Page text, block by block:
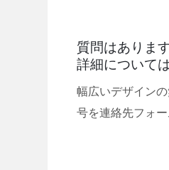
質問はありま
詳細について
幅広いデザイン
号を連絡先フォ